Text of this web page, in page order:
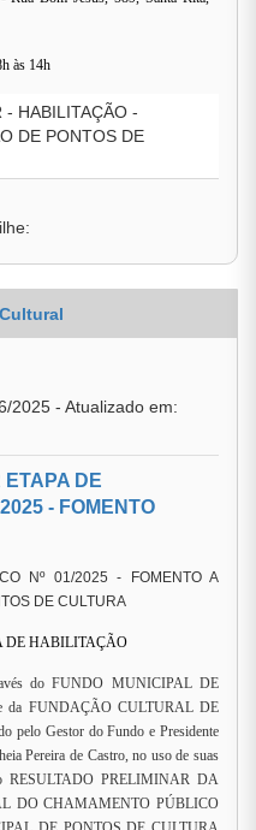
às 14h
- HABILITAÇÃO -
DE PONTOS DE
2025 - Atualizado em:
ETAPA DE
- FOMENTO
Nº 01/2025 - FOMENTO A
DE CULTURA
DE HABILITAÇÃO
do FUNDO MUNICIPAL DE
FUNDAÇÃO CULTURAL DE
pelo Gestor do Fundo e Presidente
Pereira de Castro, no uso de suas
RESULTADO PRELIMINAR DA
DO CHAMAMENTO PÚBLICO